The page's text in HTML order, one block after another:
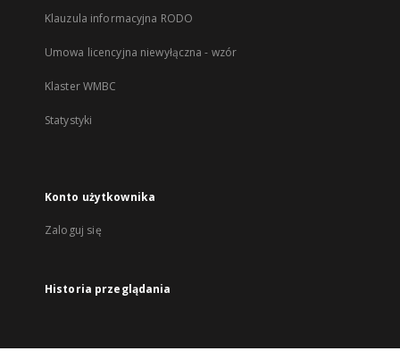
Klauzula informacyjna RODO
Umowa licencyjna niewyłączna - wzór
Klaster WMBC
Statystyki
Konto użytkownika
Zaloguj się
Historia przeglądania